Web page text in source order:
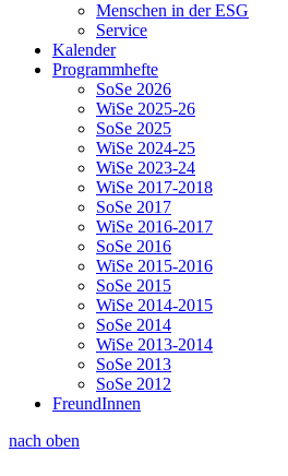
Menschen in der ESG
Service
Kalender
Programmhefte
SoSe 2026
WiSe 2025-26
SoSe 2025
WiSe 2024-25
WiSe 2023-24
WiSe 2017-2018
SoSe 2017
WiSe 2016-2017
SoSe 2016
WiSe 2015-2016
SoSe 2015
WiSe 2014-2015
SoSe 2014
WiSe 2013-2014
SoSe 2013
SoSe 2012
FreundInnen
nach oben